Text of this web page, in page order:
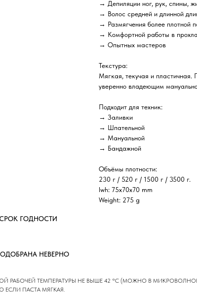
→ Депиляции ног, рук, спины,
→ Волос средней и длинной
→ Размягчения более плотной
→ Комфортной работы в
→ Опытных мастеров
Текстура:
Мягкая, текучая и пластичная.
уверенно владеющим
Подходит для техник:
→ Заливки
→ Шпательной
→ Мануальной
→ Бандажной
Объёмы плотности:
230 г / 520 г / 1500 г / 3500 г.
lwh: 75x70x70 mm
Weight: 275 g
ГОДНОСТИ
НЕВЕРНО
РАБОЧЕЙ ТЕМПЕРАТУРЫ НЕ ВЫШЕ 42 °C (МОЖНО В
ЕСЛИ ПАСТА МЯГКАЯ.